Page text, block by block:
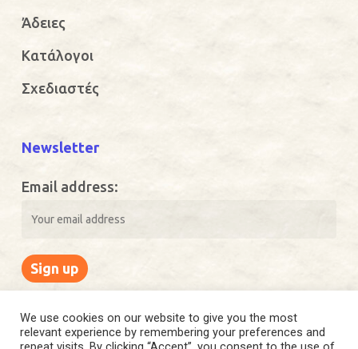
Άδειες
Κατάλογοι
Σχεδιαστές
Newsletter
Email address:
We use cookies on our website to give you the most
relevant experience by remembering your preferences and